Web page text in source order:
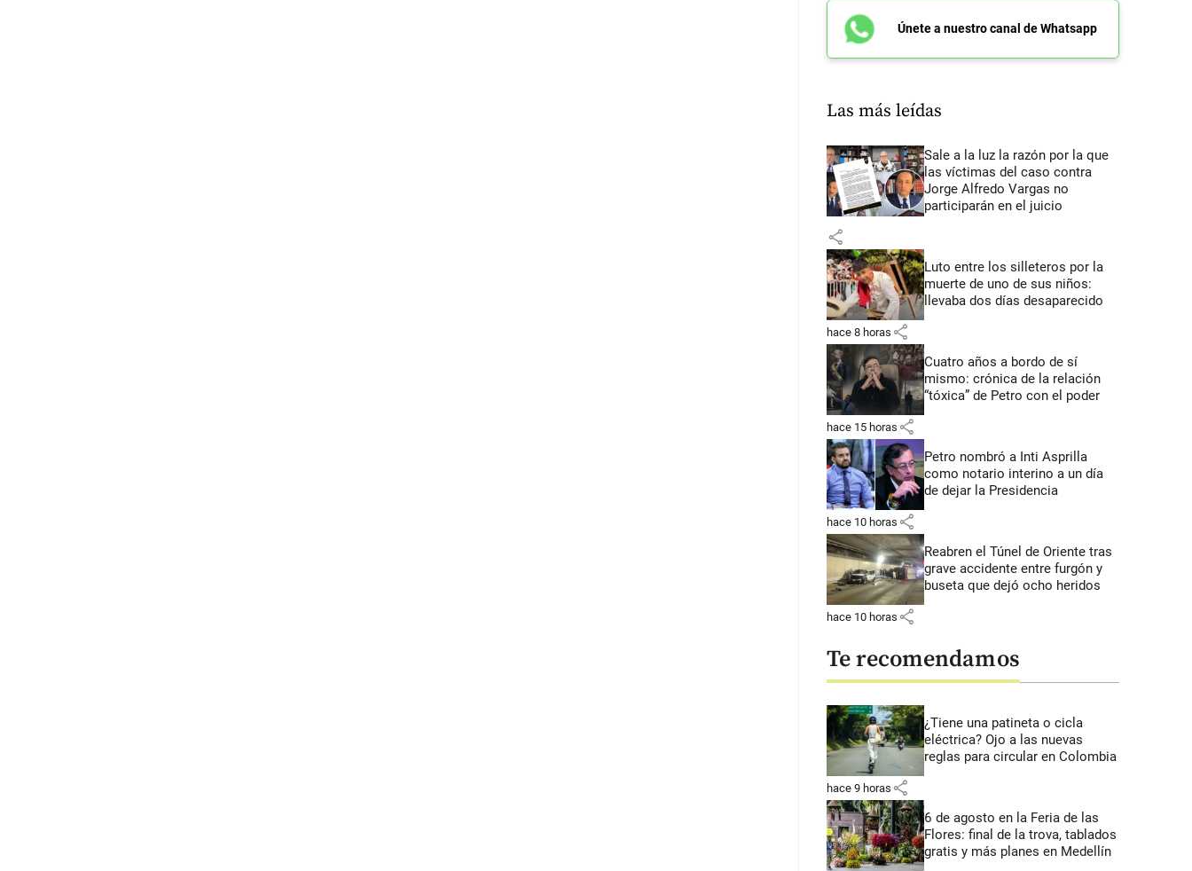
Únete a nuestro canal de Whatsapp
Las más leídas
Sale a la luz la razón por la que
las víctimas del caso contra
Jorge Alfredo Vargas no
participarán en el juicio
share
Luto entre los silleteros por la
muerte de uno de sus niños:
llevaba dos días desaparecido
hace 8 horas share
Cuatro años a bordo de sí
mismo: crónica de la relación
“tóxica” de Petro con el poder
hace 15 horas share
Petro nombró a Inti Asprilla
como notario interino a un día
de dejar la Presidencia
hace 10 horas share
Reabren el Túnel de Oriente tras
grave accidente entre furgón y
buseta que dejó ocho heridos
hace 10 horas share
Te recomendamos
¿Tiene una patineta o cicla
eléctrica? Ojo a las nuevas
reglas para circular en Colombia
hace 9 horas share
6 de agosto en la Feria de las
Flores: final de la trova, tablados
gratis y más planes en Medellín